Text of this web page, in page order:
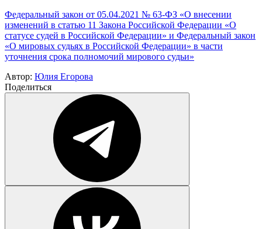
Федеральный закон от 05.04.2021 № 63-ФЗ «О внесении
изменений в статью 11 Закона Российской Федерации «О
статусе судей в Российской Федерации» и Федеральный закон
«О мировых судьях в Российской Федерации» в части
уточнения срока полномочий мирового судьи»
Автор: Юлия Егорова
Поделиться